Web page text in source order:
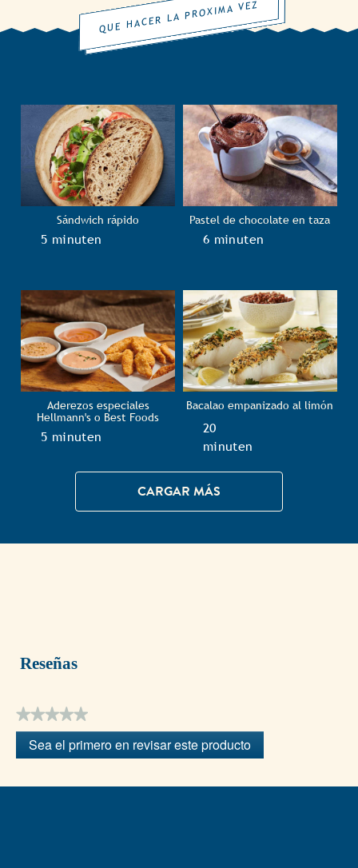
QUE HACER LA PROXIMA VEZ
Sándwich rápido
TotalTime
5 minuten
Pastel de chocolate en taza
TotalTime
6 minuten
Aderezos especiales
Hellmann's o Best Foods
TotalTime
5 minuten
Bacalao empanizado al limón
TotalTime
20
minuten
CARGAR MÁS
Reseñas
★★★★★
Sin
puntuación
Sea el primero en revisar este producto
.
esta